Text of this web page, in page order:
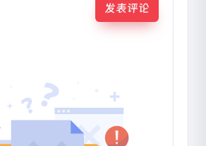
发表评论